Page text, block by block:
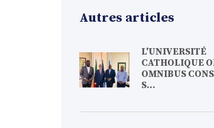
Autres articles
L'UNIVERSITÉ
CATHOLIQUE
OMNIBUS
S...